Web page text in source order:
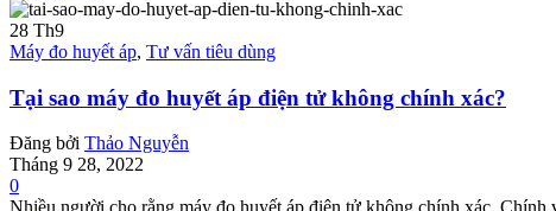
28 Th9
Máy đo huyết áp, Tư vấn tiêu dùng
Tại sao máy đo huyết áp điện tử không chính xác?
Đăng bởi Thảo Nguyễn
Tháng 9 28, 2022
0